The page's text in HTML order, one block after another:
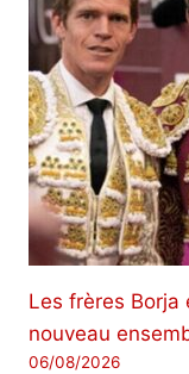
Les frères
nouveau
06/08/2026